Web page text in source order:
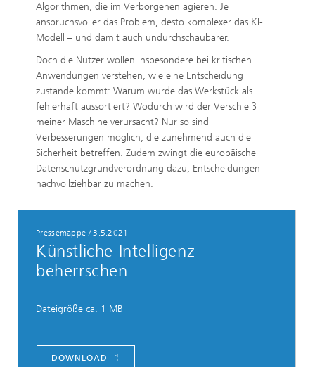
Algorithmen, die im Verborgenen agieren. Je
anspruchsvoller das Problem, desto komplexer das KI-
Modell – und damit auch undurchschaubarer.
Doch die Nutzer wollen insbesondere bei kritischen
Anwendungen verstehen, wie eine Entscheidung
zustande kommt: Warum wurde das Werkstück als
fehlerhaft aussortiert? Wodurch wird der Verschleiß
meiner Maschine verursacht? Nur so sind
Verbesserungen möglich, die zunehmend auch die
Sicherheit betreffen. Zudem zwingt die europäische
Datenschutzgrundverordnung dazu, Entscheidungen
nachvollziehbar zu machen.
Pressemappe /3.5.2021
Künstliche Intelligenz
beherrschen
Dateigröße ca. 1 MB
DOWNLOAD